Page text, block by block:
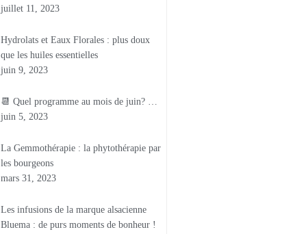
juillet 11, 2023
Hydrolats et Eaux Florales : plus doux
que les huiles essentielles
juin 9, 2023
📆 Quel programme au mois de juin? …
juin 5, 2023
La Gemmothérapie : la phytothérapie par
les bourgeons
mars 31, 2023
Les infusions de la marque alsacienne
Bluema : de purs moments de bonheur !